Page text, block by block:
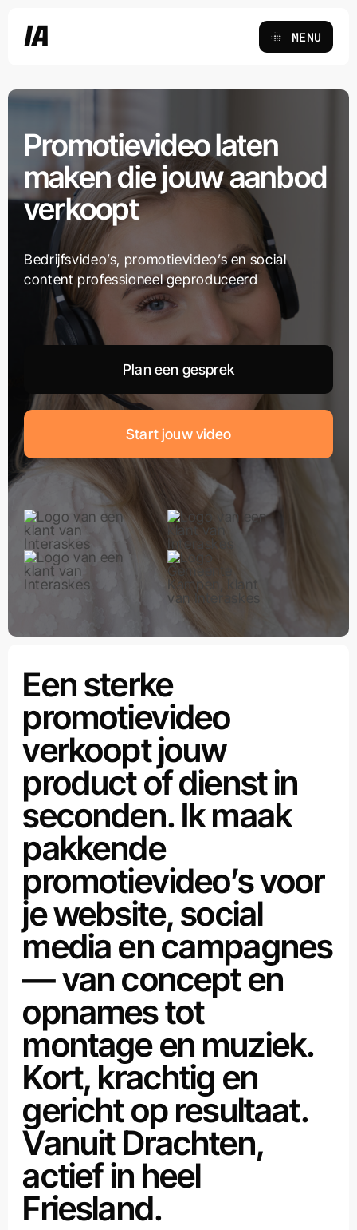
naar
inhoud
IA MENU
Promotievideo laten
maken die jouw aanbod
verkoopt
Bedrijfsvideo’s, promotievideo’s en social
content professioneel geproduceerd
Plan een gesprek
Start jouw video
Een sterke
promotievideo
verkoopt jouw
product of dienst in
seconden. Ik maak
pakkende
promotievideo’s voor
je website, social
media en campagnes
— van concept en
opnames tot
montage en muziek.
Kort, krachtig en
gericht op resultaat.
Vanuit Drachten,
actief in heel
Friesland.